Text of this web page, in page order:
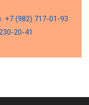
+7 (982) 717-01-93
20-41